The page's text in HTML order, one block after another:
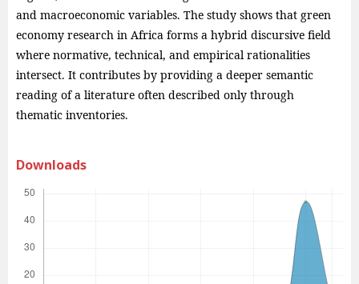
and macroeconomic variables. The study shows that green
economy research in Africa forms a hybrid discursive field
where normative, technical, and empirical rationalities
intersect. It contributes by providing a deeper semantic
reading of a literature often described only through
thematic inventories.
Downloads